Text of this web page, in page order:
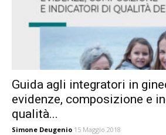
Guida agli integratori in
evidenze, composizione e
qualità...
Simone Deugenio 15 Maggio 2018